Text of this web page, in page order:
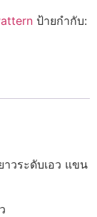
ป้ายกำกับ:
วระดับเอว แขน